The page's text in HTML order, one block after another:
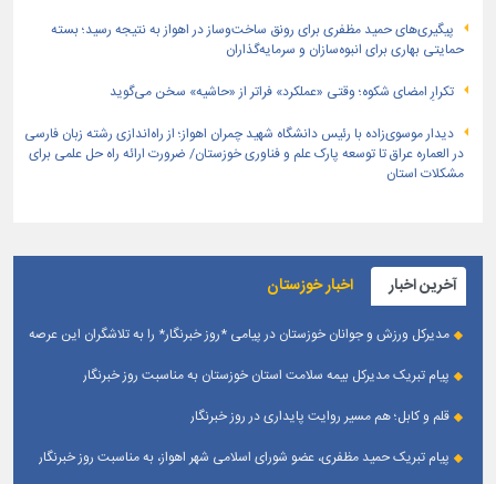
پیگیری‌های حمید مظفری برای رونق ساخت‌وساز در اهواز به نتیجه رسید؛ بسته
حمایتی بهاری برای انبوه‌سازان و سرمایه‌گذاران
تکرارِ امضای شکوه؛ وقتی «عملکرد» فراتر از «حاشیه» سخن می‌گوید
دیدار موسوی‌زاده با رئیس دانشگاه شهید چمران اهواز؛ از راه‌اندازی رشته زبان فارسی
در العماره عراق تا توسعه پارک علم و فناوری خوزستان/ ضرورت ارائه راه حل علمی برای
مشکلات استان
آخرین اخبار اخبار خوزستان
مدیرکل ورزش و جوانان خوزستان در پیامی *روز خبرنگار* را به تلاشگران این عرصه
پیام تبریک مدیرکل بیمه سلامت استان خوزستان به مناسبت روز خبرنگار
قلم و کابل؛ هم مسیر روایت پایداری در روز خبرنگار
پیام تبریک حمید مظفری، عضو شورای اسلامی شهر اهواز، به مناسبت روز خبرنگار